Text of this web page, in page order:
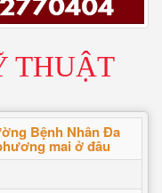
THUẬT
Bệnh Nhân Đa
mai ở đâu